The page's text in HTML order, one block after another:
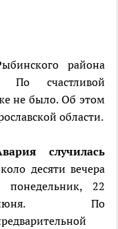
района
По счастливой
не было. Об этом
области.
случилась
десяти вечера
понедельник, 22
По